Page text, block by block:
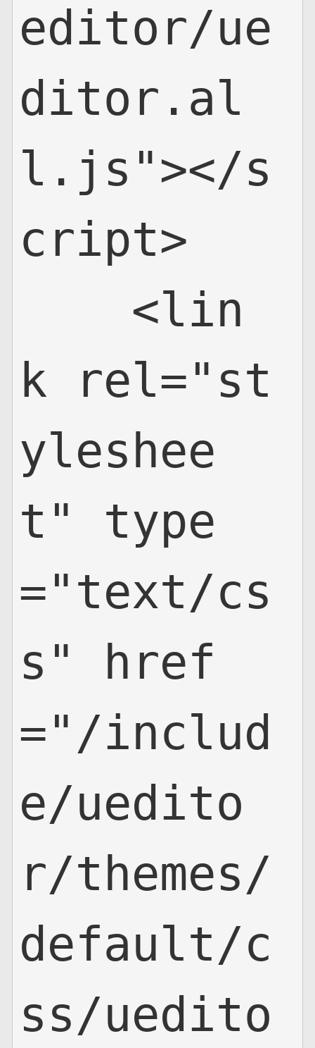
editor/ue
ditor.al
l.js"></s
cript>
<lin
k rel="st
yleshee
t" type
="text/cs
s" href
="/includ
e/uedito
r/themes/
default/c
ss/uedito